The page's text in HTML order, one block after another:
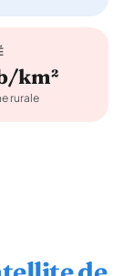
km²
rurale